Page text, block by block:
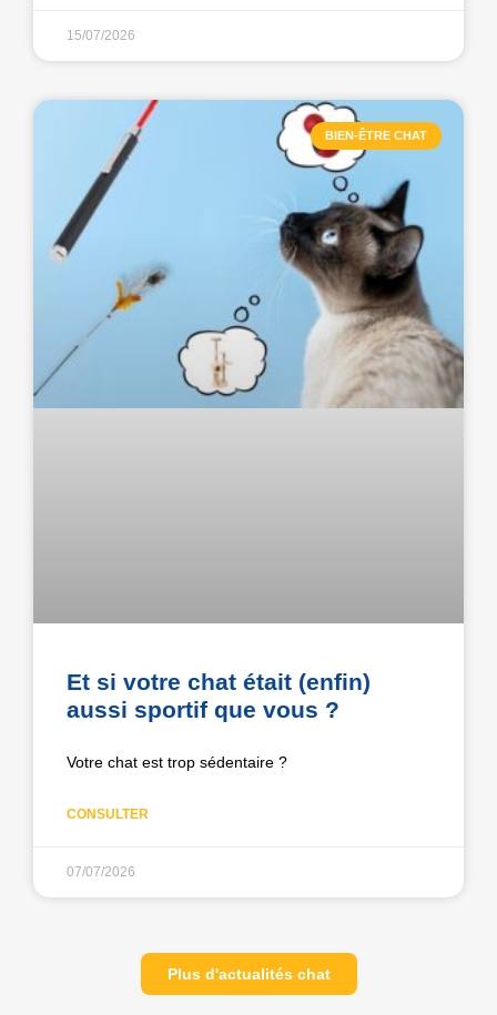
15/07/2026
BIEN-ÊTRE CHAT
Et si votre chat était (enfin)
aussi sportif que vous ?
Votre chat est trop sédentaire ?
CONSULTER
07/07/2026
Plus d'actualités chat